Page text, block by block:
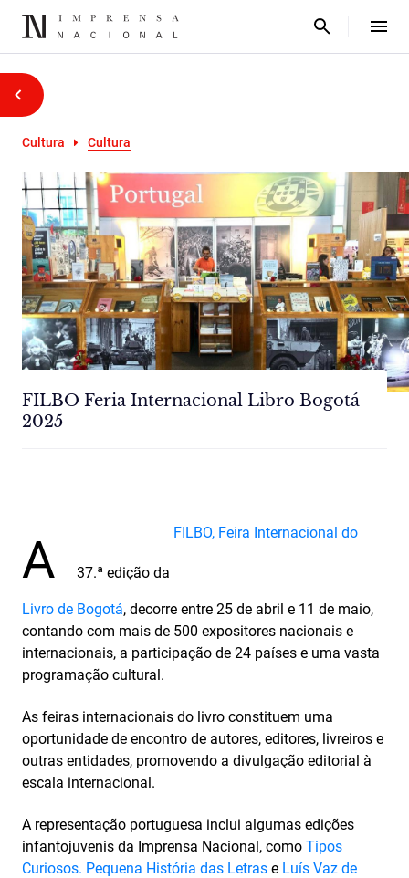
Cultura Cultura
FILBO Feria Internacional Libro Bogotá
2025
A 37.ª edição da
FILBO, Feira Internacional do
Livro de Bogotá, decorre entre 25 de abril e 11 de maio,
contando com mais de 500 expositores nacionais e
internacionais, a participação de 24 países e uma vasta
programação cultural.
As feiras internacionais do livro constituem uma
oportunidade de encontro de autores, editores, livreiros e
outras entidades, promovendo a divulgação editorial à
escala internacional.
A representação portuguesa inclui algumas edições
infantojuvenis da Imprensa Nacional, como Tipos
Curiosos. Pequena História das Letras e Luís Vaz de